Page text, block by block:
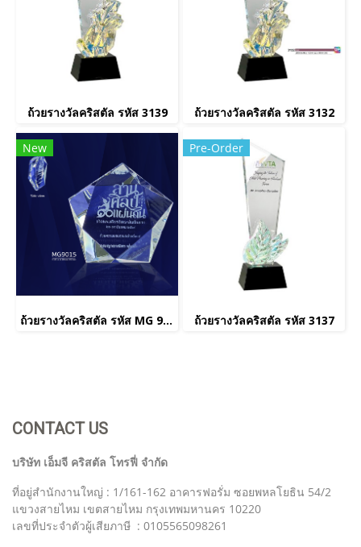
ถ้วยรางวัลคริสตัล รหัส 3139 ถ้วยรางวัลคริสตัล รหัส 3132
New
ถ้วยรางวัลคริสตัล รหัส MG 9015
Pre-Order
ถ้วยรางวัลคริสตัล รหัส 3137
CONTACT US
บริษัท เอ็มจี คริสตัล โทรฟี่ จำกัด
ที่อยู่สำนักงานใหญ่ : 1/161-162 อาคารฟอรั่ม ซอยพหลโยธิน 54/2
แขวงสายไหม เขตสายไหม กรุงเทพมหานคร 10220
เลขที่ประจำตัวผู้เสียภาษี : 0105565098261